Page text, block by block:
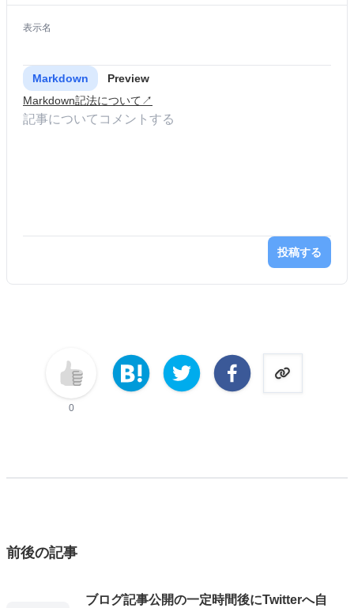
表示名
Markdown
Preview
Markdown記法について↗︎
投稿する
0
前後の記事
ブログ記事公開の一定時間後にTwitterへ自